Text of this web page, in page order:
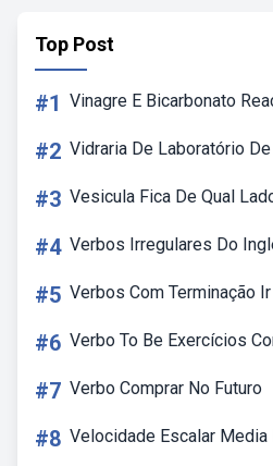
Top Post
#1 Vinagre E Bicarbonato
#2 Vidraria De Laboratório
#3 Vesicula Fica De Qual
#4 Verbos Irregulares Do
#5 Verbos Com Terminação Ir
#6 Verbo To Be Exercícios
#7 Verbo Comprar No Futuro
#8 Velocidade Escalar Media